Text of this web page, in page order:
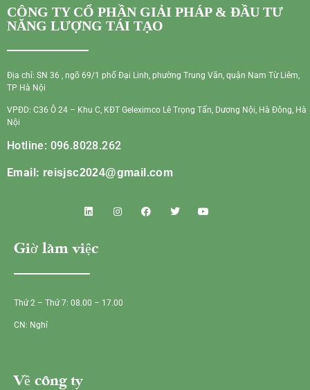
CÔNG TY CỔ PHẦN GIẢI PHÁP & ĐẦU TƯ
NĂNG LƯỢNG TÁI TẠO
Địa chỉ: SN 36 , ngõ 69/1 phố Đại Linh, phường Trung Văn, quận Nam Từ Liêm,
TP Hà Nội
VPĐD: C36 Ô 24 – Khu C, KĐT Geleximco Lê Trọng Tấn, Dương Nội, Hà Đông, Hà
Nội
Hotline: 096.8028.262
Email: reisjsc2024@gmail.com
Giờ làm việc
Thứ 2 – Thứ 7: 08.00 – 17.00
CN: Nghỉ
Về công ty